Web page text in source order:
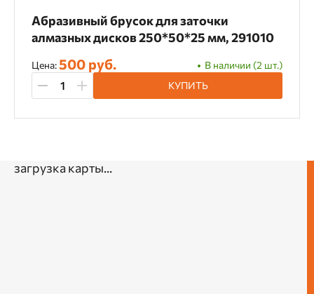
Абразивный брусок для заточки
алмазных дисков 250*50*25 мм, 291010
Цена:500 руб.
В наличии (2 шт.)
КУПИТЬ
загрузка карты...